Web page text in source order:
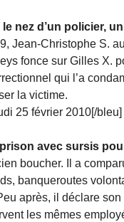
nez d’un policier,
Jean-Christophe S.
fonce sur Gilles X.
qui l’a
la victime.
25 février 2010[/bleu]
avec sursis
boucher. Il a
banqueroutes
après, il déclare
les mêmes